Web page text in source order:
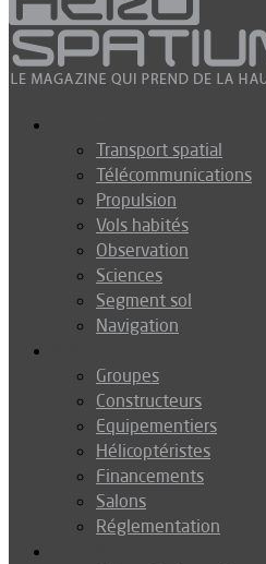
Transport spatial
Télécommunications
Propulsion
Vols habités
Observation
Sciences
Segment sol
Navigation
Groupes
Constructeurs
Equipementiers
Hélicoptéristes
Financements
Salons
Réglementation